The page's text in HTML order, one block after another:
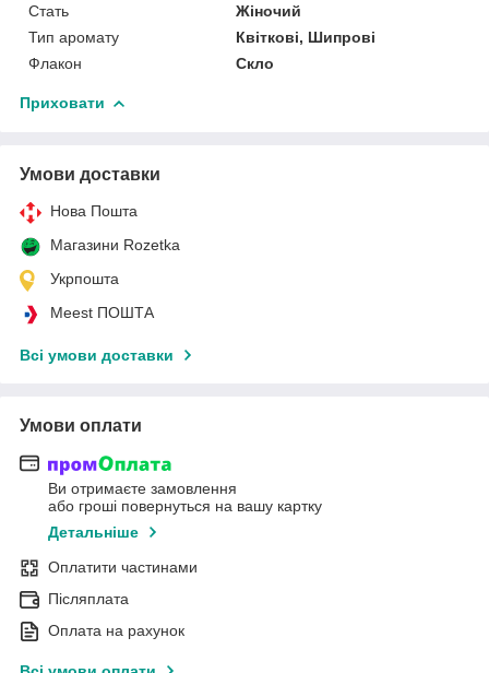
Стать
Жіночий
Тип аромату
Квіткові, Шипрові
Флакон
Скло
Приховати
Умови доставки
Нова Пошта
Магазини Rozetka
Укрпошта
Meest ПОШТА
Всі умови доставки
Умови оплати
Ви отримаєте замовлення
або гроші повернуться на вашу картку
Детальніше
Оплатити частинами
Післяплата
Оплата на рахунок